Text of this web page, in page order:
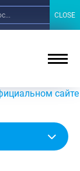
сайте
CLOSE
CLOSE